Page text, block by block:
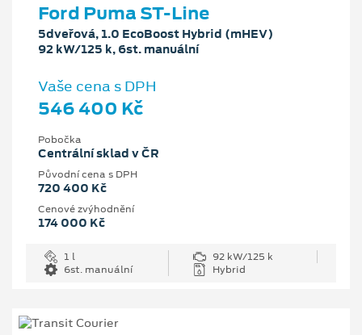
Ford Puma ST-Line
5dveřová, 1.0 EcoBoost Hybrid (mHEV)
92 kW/125 k, 6st. manuální
Vaše cena s DPH
546 400 Kč
Pobočka
Centrální sklad v ČR
Původní cena s DPH
720 400 Kč
Cenové zvýhodnění
174 000 Kč
1 l
92 kW/125 k
6st. manuální
Hybrid